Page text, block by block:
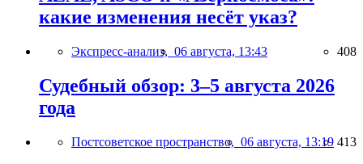
какие изменения несёт указ?
Экспресс-анализ, 06 августа, 13:43 408
Судебный обзор: 3–5 августа 2026
года
Постсоветское пространство, 06 августа, 13:19 413